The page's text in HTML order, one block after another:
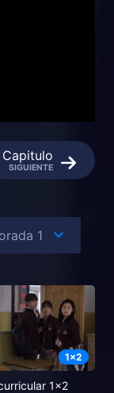
Capitulo
SIGUIENTE
1x2
1x2